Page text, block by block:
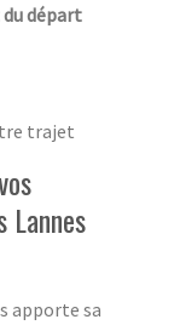
départ
trajet
Lannes
apporte sa